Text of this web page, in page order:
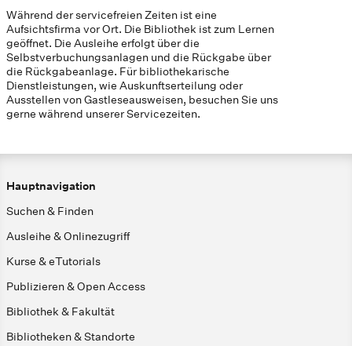
Während der servicefreien Zeiten ist eine
Aufsichtsfirma vor Ort. Die Bibliothek ist zum Lernen
geöffnet. Die Ausleihe erfolgt über die
Selbstverbuchungsanlagen und die Rückgabe über
die Rückgabeanlage. Für bibliothekarische
Dienstleistungen, wie Auskunftserteilung oder
Ausstellen von Gastleseausweisen, besuchen Sie uns
gerne während unserer Servicezeiten.
Hauptnavigation
Suchen & Finden
Ausleihe & Onlinezugriff
Kurse & eTutorials
Publizieren & Open Access
Bibliothek & Fakultät
Bibliotheken & Standorte